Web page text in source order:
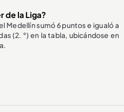
de la Liga?
Medellín sumó 6 puntos e igualó a
(2. °) en la tabla, ubicándose en